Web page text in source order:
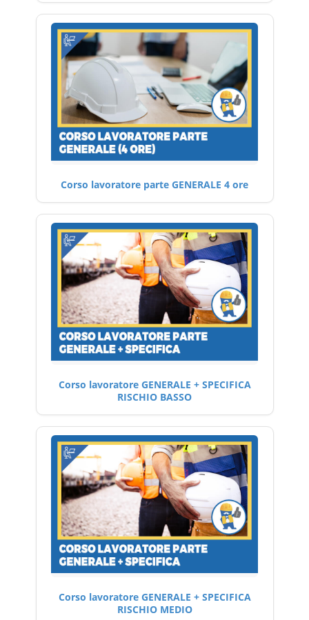
Corso lavoratore parte GENERALE 4 ore
Corso lavoratore GENERALE + SPECIFICA
RISCHIO BASSO
Corso lavoratore GENERALE + SPECIFICA
RISCHIO MEDIO